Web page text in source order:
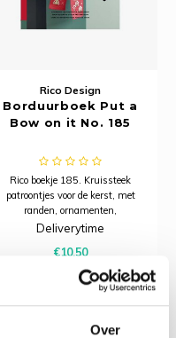
Over
Rico Design
Borduurboek Put a
Bow on it No. 185
Rico boekje 185. Kruissteek
patroontjes voor de kerst, met
randen, ornamenten,
schilderijen, advents etc.
Deliverytime
€10,50